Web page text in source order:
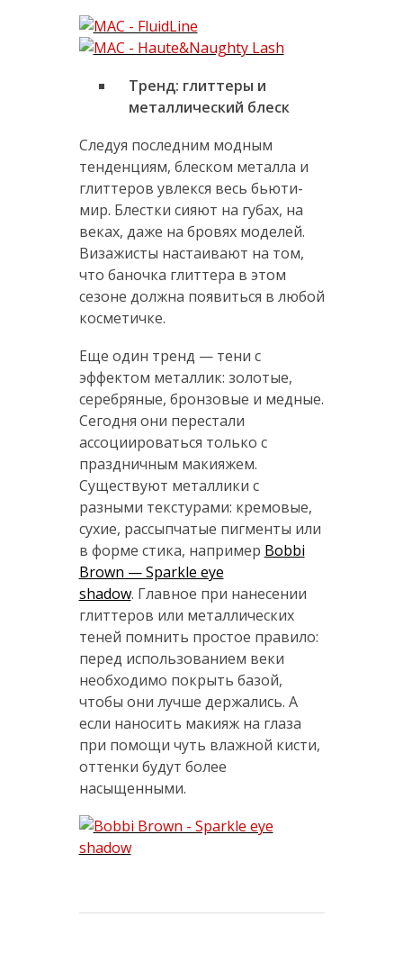
Тренд: глиттеры и
металлический блеск
Следуя последним модным
тенденциям, блеском металла и
глиттеров увлекся весь бьюти-
мир. Блестки сияют на губах, на
веках, даже на бровях моделей.
Визажисты настаивают на том,
что баночка глиттера в этом
сезоне должна появиться в любой
косметичке.
Еще один тренд — тени с
эффектом металлик: золотые,
серебряные, бронзовые и медные.
Сегодня они перестали
ассоциироваться только с
праздничным макияжем.
Существуют металлики с
разными текстурами: кремовые,
сухие, рассыпчатые пигменты или
в форме стика, например Bobbi
Brown — Sparkle eye
shadow. Главное при нанесении
глиттеров или металлических
теней помнить простое правило:
перед использованием веки
необходимо покрыть базой,
чтобы они лучше держались. А
если наносить макияж на глаза
при помощи чуть влажной кисти,
оттенки будут более
насыщенными.